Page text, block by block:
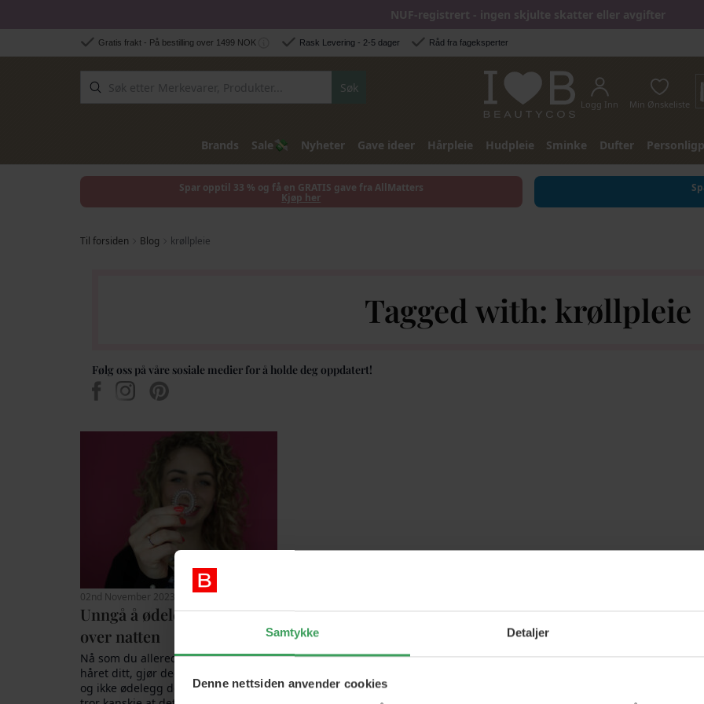
Samtykke Detaljer
Denne nettsiden anvender cookies
NUF-registrert - ingen skjulte skatter eller avgifter
Hopp til innhold
Gratis frakt - På bestilling over 1499 NOK Rask Levering - 2-5 dager Råd fra fageksperter
Søk
Logg Inn Min Ønskeliste
Brands Sale💸 Nyheter Gave ideer Hårpleie Hudpleie Sminke Dufter
Spar opptil 33 % og få en GRATIS gave fra AllMatters
Kjøp her
Til forsiden Blog krøllpleie
Tagged with: krøllpleie
Følg oss på våre sosiale medier for å holde deg oppdatert!
02nd November 2023
Unngå å ødelegge krøllene
over natten
Nå som du allerede gjør mye for
håret ditt, gjør deg selv en tjeneste
og ikke ødelegg det om natten. Du